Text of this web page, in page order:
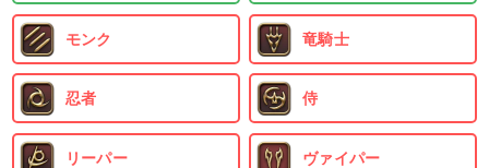
モンク 竜騎士
忍者 侍
リーパー ヴァイパー